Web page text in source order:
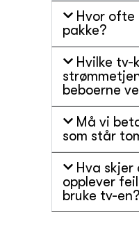
Hvor ofte
pakke?
Hvilke tv-
beboerne
Må vi
som står
Hva skjer
opplever
bruke tv-en?